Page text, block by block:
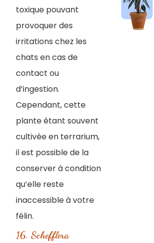
toxique pouvant
provoquer des
irritations chez les
chats en cas de
contact ou
d’ingestion.
Cependant, cette
plante étant souvent
cultivée en terrarium,
il est possible de la
conserver à condition
qu’elle reste
inaccessible à votre
félin.
16. Schefflera